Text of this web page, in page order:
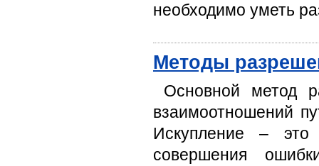
необходимо уметь
Методы
Основной метод
взаимоотношений
Искупление – это
совершения